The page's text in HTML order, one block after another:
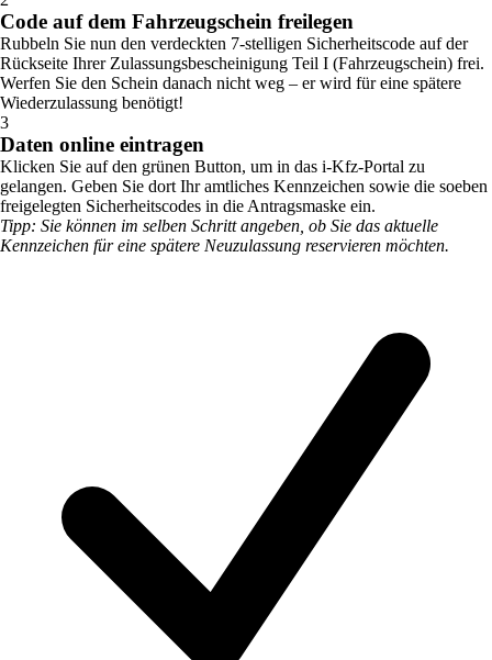
Code auf dem Fahrzeugschein freilegen
Rubbeln Sie nun den verdeckten 7-stelligen Sicherheitscode auf der
Rückseite Ihrer Zulassungsbescheinigung Teil I (Fahrzeugschein) frei.
Werfen Sie den Schein danach nicht weg – er wird für eine spätere
Wiederzulassung benötigt!
3
Daten online eintragen
Klicken Sie auf den grünen Button, um in das i-Kfz-Portal zu
gelangen. Geben Sie dort Ihr amtliches Kennzeichen sowie die soeben
freigelegten Sicherheitscodes in die Antragsmaske ein.
Tipp: Sie können im selben Schritt angeben, ob Sie das aktuelle
Kennzeichen für eine spätere Neuzulassung reservieren möchten.